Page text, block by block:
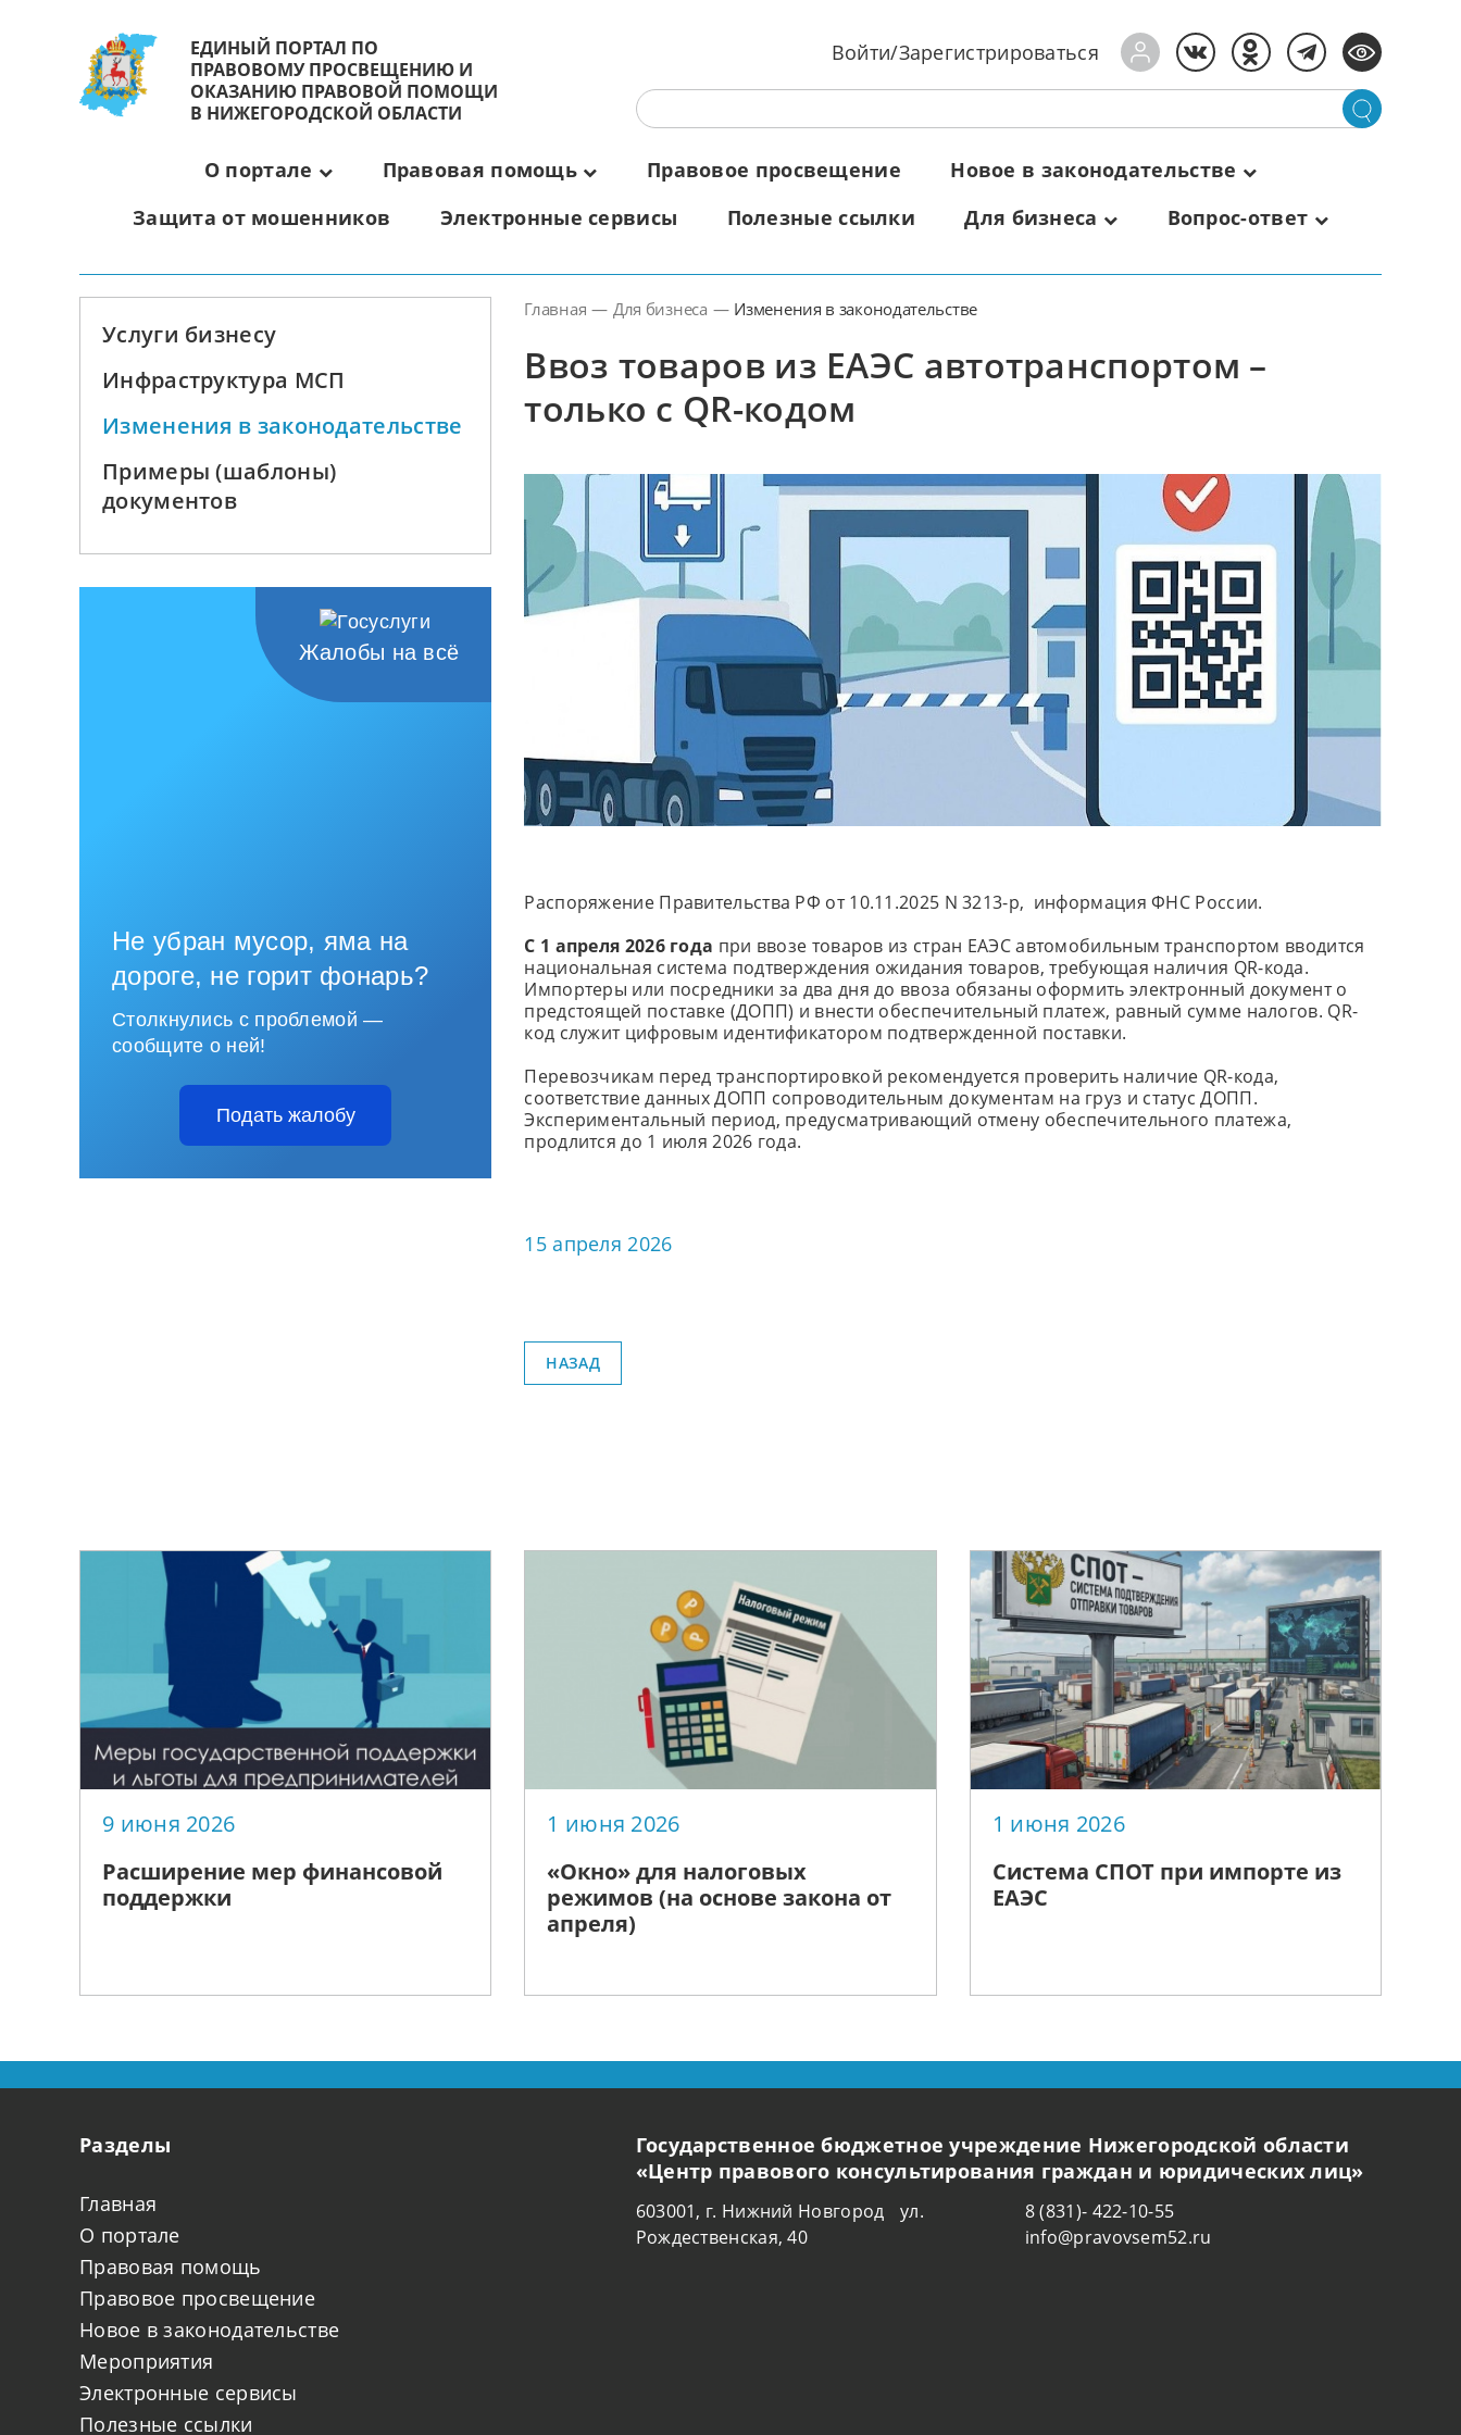
ЕДИНЫЙ ПОРТАЛ ПО
ПРАВОВОМУ ПРОСВЕЩЕНИЮ И
ОКАЗАНИЮ ПРАВОВОЙ ПОМОЩИ
В НИЖЕГОРОДСКОЙ ОБЛАСТИ
Войти/Зарегистрироваться
О портале Правовая помощь Правовое просвещение
Новое в законодательстве
Защита от мошенников
Электронные сервисы Полезные ссылки Для бизнеса Вопрос-ответ
Услуги бизнесу
Инфраструктура МСП
Изменения в законодательстве
Примеры (шаблоны)
документов
Жалобы на всё
Не убран мусор, яма на
дороге, не горит фонарь?
Столкнулись с проблемой —
сообщите о ней!
Подать жалобу
Главная — Для бизнеса — Изменения в законодательстве
Ввоз товаров из ЕАЭС автотранспортом –
только с QR-кодом
Распоряжение Правительства РФ от 10.11.2025 N 3213-р, информация ФНС России.
С 1 апреля 2026 года при ввозе товаров из стран ЕАЭС автомобильным транспортом вводится
национальная система подтверждения ожидания товаров, требующая наличия QR-кода.
Импортеры или посредники за два дня до ввоза обязаны оформить электронный документ о
предстоящей поставке (ДОПП) и внести обеспечительный платеж, равный сумме налогов. QR-
код служит цифровым идентификатором подтвержденной поставки.
Перевозчикам перед транспортировкой рекомендуется проверить наличие QR-кода,
соответствие данных ДОПП сопроводительным документам на груз и статус ДОПП.
Экспериментальный период, предусматривающий отмену обеспечительного платежа,
продлится до 1 июля 2026 года.
15 апреля 2026
НАЗАД
9 июня 2026
Расширение мер финансовой
поддержки
1 июня 2026
«Окно» для налоговых
режимов (на основе закона от
апреля)
1 июня 2026
Система СПОТ при импорте из
ЕАЭС
Разделы
Главная
О портале
Правовая помощь
Правовое просвещение
Новое в законодательстве
Мероприятия
Электронные сервисы
Полезные ссылки
Государственное бюджетное учреждение Нижегородской области
«Центр правового консультирования граждан и юридических лиц»
603001, г. Нижний Новгород ул.
Рождественская, 40
8 (831)- 422-10-55
info@pravovsem52.ru